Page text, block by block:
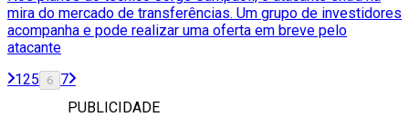
mira do mercado de transferências. Um grupo de investidores
acompanha e pode realizar uma oferta em breve pelo
atacante
125 6 7
PUBLICIDADE